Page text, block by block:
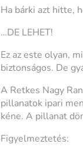
Ha bárki azt hitte,
…DE LEHET!
Ez az este olyan,
biztonságos. De
A Retkes Nagy
pillanatok ipari
kéne. A pillanat
Figyelmeztetés: